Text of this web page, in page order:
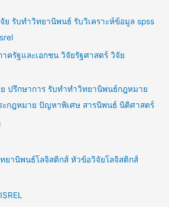
ย รับทำวิทยานิพนธ์ รับวิเคราะห์ข้อมูล spss
ครัฐและเอกชน วิจัยรัฐศาสตร์ วิจัย
ปรึกษาการ รับทำทำวิทยานิพนธ์กฎหมาย
กฎหมาย ปัญหาพิเศษ สารนิพนธ์ นิติศาสตร์
ยานิพนธ์โลจิสติกส์ หัวข้อวิจัยโลจิสติกส์